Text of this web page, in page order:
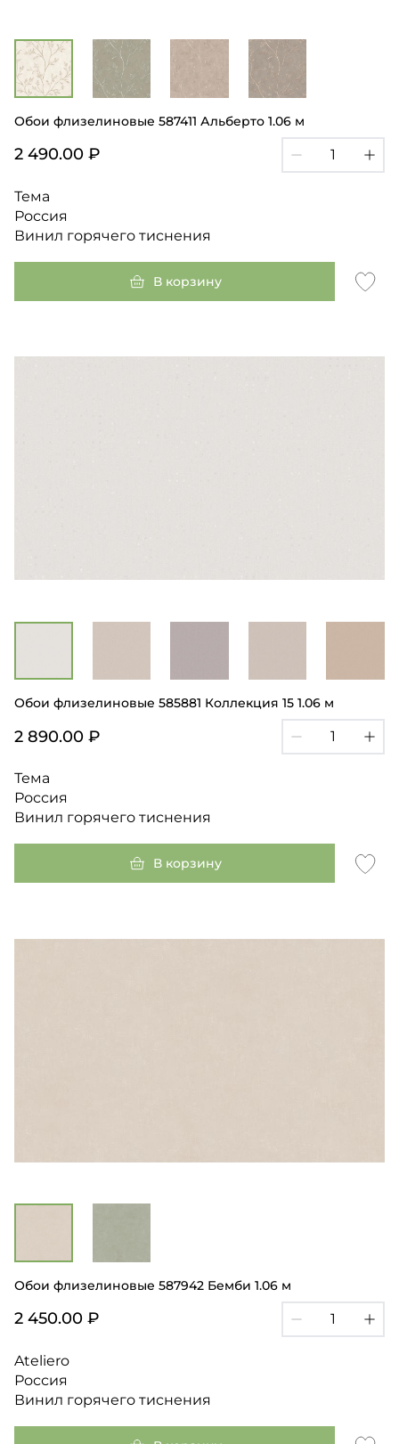
Обои флизелиновые 587411 Альберто 1.06 м
2 490.00 ₽
Тема
Россия
Винил горячего тиснения
В корзину
Обои флизелиновые 585881 Коллекция 15 1.06 м
2 890.00 ₽
Тема
Россия
Винил горячего тиснения
В корзину
Обои флизелиновые 587942 Бемби 1.06 м
2 450.00 ₽
Ateliero
Россия
Винил горячего тиснения